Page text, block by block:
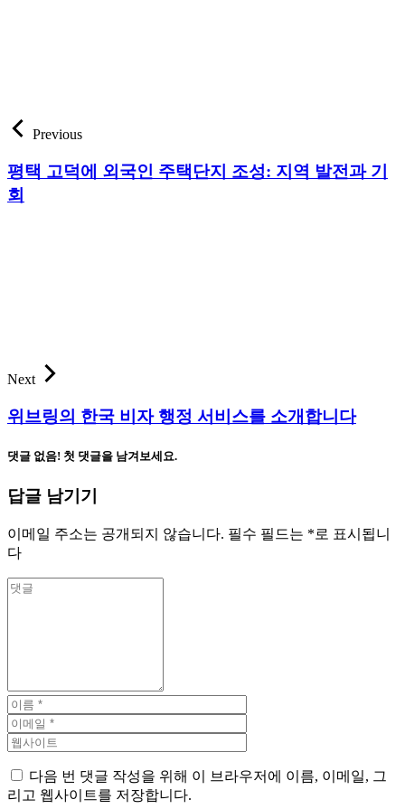
Previous
평택 고덕에 외국인 주택단지 조성: 지역 발전과 기
회
Next
위브링의 한국 비자 행정 서비스를 소개합니다
댓글 없음! 첫 댓글을 남겨보세요.
답글 남기기
이메일 주소는 공개되지 않습니다. 필수 필드는 *로 표시됩니
다
다음 번 댓글 작성을 위해 이 브라우저에 이름, 이메일, 그
리고 웹사이트를 저장합니다.